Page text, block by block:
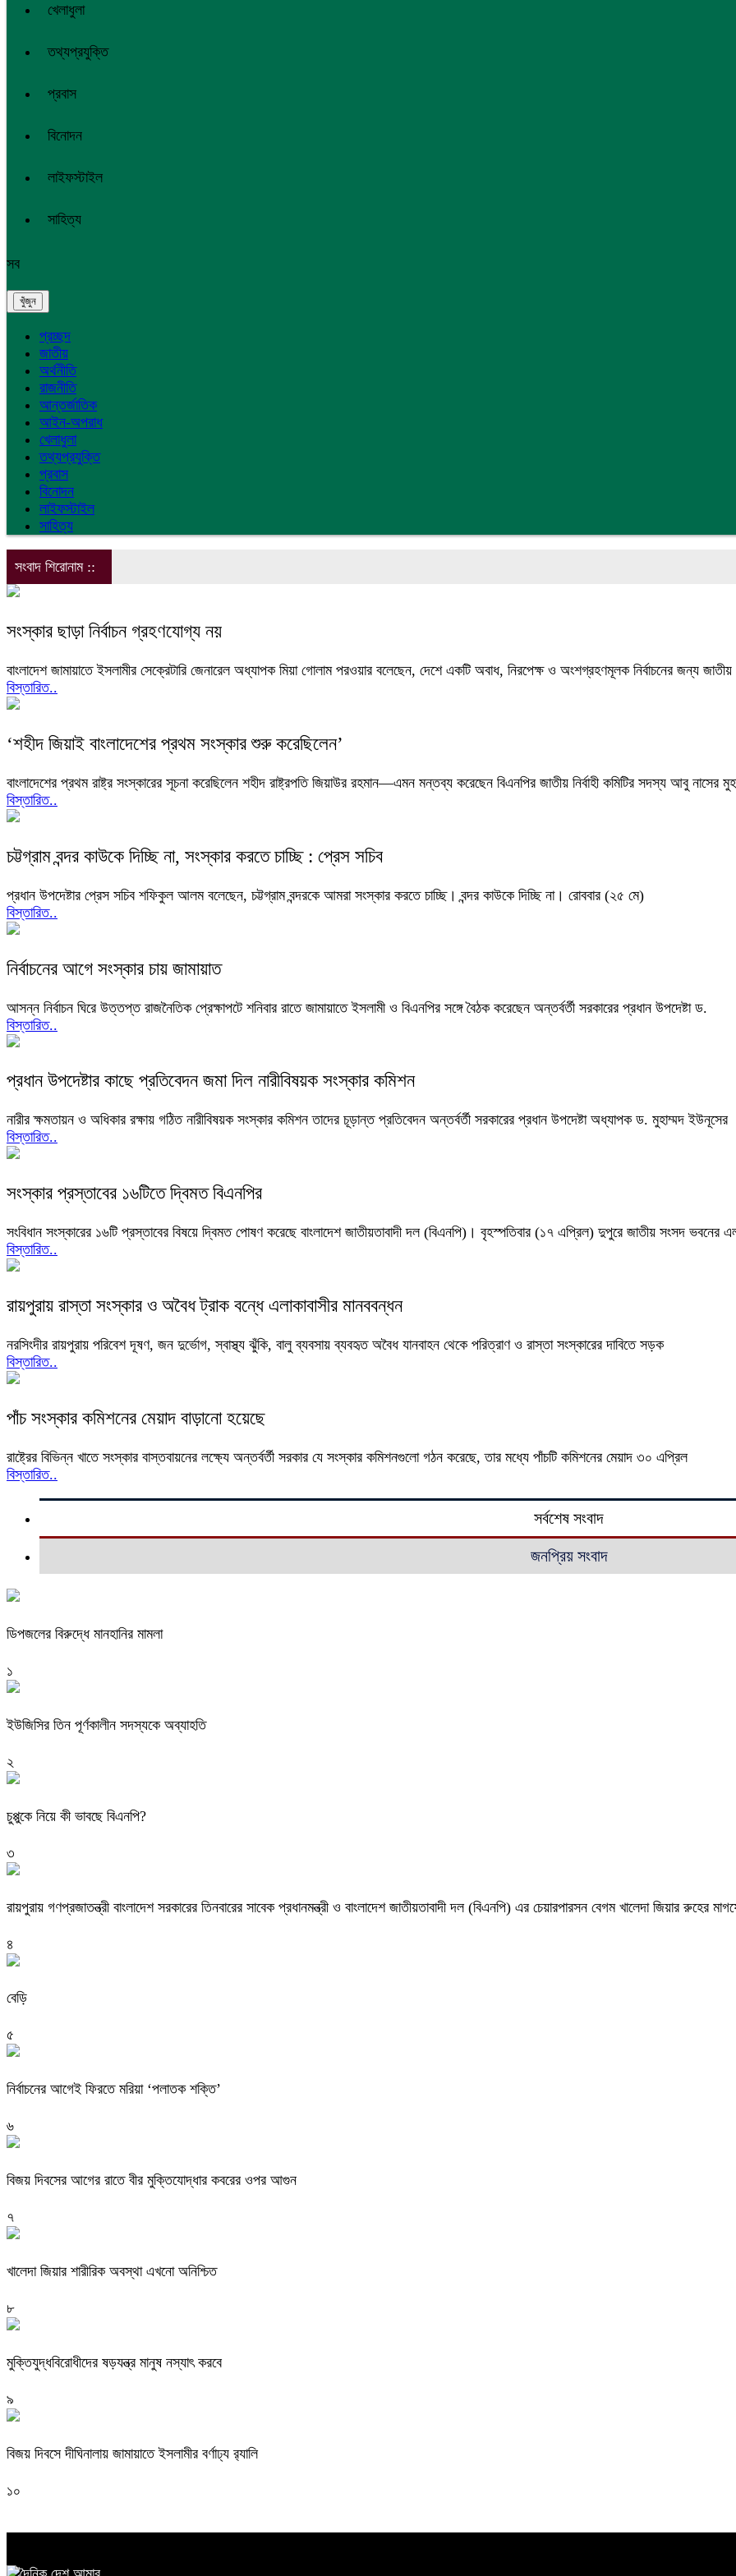
খেলাধুলা
তথ্যপ্রযুক্তি
প্রবাস
বিনোদন
লাইফস্টাইল
সাহিত্য
সব
প্রচ্ছদ
জাতীয়
অর্থনীতি
রাজনীতি
আন্তর্জাতিক
আইন-অপরাধ
খেলাধুলা
তথ্যপ্রযুক্তি
প্রবাস
বিনোদন
লাইফস্টাইল
সাহিত্য
সংবাদ শিরোনাম ::
সংস্কার ছাড়া নির্বাচন গ্রহণযোগ্য নয়
বাংলাদেশ জামায়াতে ইসলামীর সেক্রেটারি জেনারেল অধ্যাপক মিয়া গোলাম পরওয়ার বলেছেন, দেশে একটি অবাধ, নিরপেক্ষ ও অংশগ্রহণমূলক নির্বাচনের জন্য
বিস্তারিত..
‘শহীদ জিয়াই বাংলাদেশের প্রথম সংস্কার শুরু করেছিলেন’
বাংলাদেশের প্রথম রাষ্ট্র সংস্কারের সূচনা করেছিলেন শহীদ রাষ্ট্রপতি জিয়াউর রহমান—এমন মন্তব্য করেছেন বিএনপির জাতীয় নির্বাহী কমিটির সদস্য আবু নাসের
বিস্তারিত..
চট্টগ্রাম বন্দর কাউকে দিচ্ছি না, সংস্কার করতে চাচ্ছি : প্রেস সচিব
প্রধান উপদেষ্টার প্রেস সচিব শফিকুল আলম বলেছেন, চট্টগ্রাম বন্দরকে আমরা সংস্কার করতে চাচ্ছি। বন্দর কাউকে দিচ্ছি না। রোববার (২৫ মে)
বিস্তারিত..
নির্বাচনের আগে সংস্কার চায় জামায়াত
আসন্ন নির্বাচন ঘিরে উত্তপ্ত রাজনৈতিক প্রেক্ষাপটে শনিবার রাতে জামায়াতে ইসলামী ও বিএনপির সঙ্গে বৈঠক করেছেন অন্তর্বর্তী সরকারের প্রধান উপদেষ্টা ড.
বিস্তারিত..
প্রধান উপদেষ্টার কাছে প্রতিবেদন জমা দিল নারীবিষয়ক সংস্কার কমিশন
নারীর ক্ষমতায়ন ও অধিকার রক্ষায় গঠিত নারীবিষয়ক সংস্কার কমিশন তাদের চূড়ান্ত প্রতিবেদন অন্তর্বর্তী সরকারের প্রধান উপদেষ্টা অধ্যাপক ড. মুহাম্মদ ইউনূসের
বিস্তারিত..
সংস্কার প্রস্তাবের ১৬টিতে দ্বিমত বিএনপির
সংবিধান সংস্কারের ১৬টি প্রস্তাবের বিষয়ে দ্বিমত পোষণ করেছে বাংলাদেশ জাতীয়তাবাদী দল (বিএনপি)। বৃহস্পতিবার (১৭ এপ্রিল) দুপুরে জাতীয় সংসদ ভবনের
বিস্তারিত..
রায়পুরায় রাস্তা সংস্কার ও অবৈধ ট্রাক বন্ধে এলাকাবাসীর মানববন্ধন
নরসিংদীর রায়পুরায় পরিবেশ দূষণ, জন দুর্ভোগ, স্বাস্থ্য ঝুঁকি, বালু ব্যবসায় ব্যবহৃত অবৈধ যানবাহন থেকে পরিত্রাণ ও রাস্তা সংস্কারের দাবিতে সড়ক
বিস্তারিত..
পাঁচ সংস্কার কমিশনের মেয়াদ বাড়ানো হয়েছে
রাষ্ট্রের বিভিন্ন খাতে সংস্কার বাস্তবায়নের লক্ষ্যে অন্তর্বর্তী সরকার যে সংস্কার কমিশনগুলো গঠন করেছে, তার মধ্যে পাঁচটি কমিশনের মেয়াদ ৩০ এপ্রিল
বিস্তারিত..
সর্বশেষ সংবাদ
জনপ্রিয় সংবাদ
ডিপজলের বিরুদ্ধে মানহানির মামলা
১
ইউজিসির তিন পূর্ণকালীন সদস্যকে অব্যাহতি
২
চুপ্পুকে নিয়ে কী ভাবছে বিএনপি?
৩
রায়পুরায় গণপ্রজাতন্ত্রী বাংলাদেশ সরকারের তিনবারের সাবেক প্রধানমন্ত্রী ও বাংলাদেশ জাতীয়তাবাদী দল (বিএনপি) এর চেয়ারপারসন বেগম খালেদা জিয়ার রুহের
৪
বেড়ি
৫
নির্বাচনের আগেই ফিরতে মরিয়া ‘পলাতক শক্তি’
৬
বিজয় দিবসের আগের রাতে বীর মুক্তিযোদ্ধার কবরের ওপর আগুন
৭
খালেদা জিয়ার শারীরিক অবস্থা এখনো অনিশ্চিত
৮
মুক্তিযুদ্ধবিরোধীদের ষড়যন্ত্র মানুষ নস্যাৎ করবে
৯
বিজয় দিবসে দীঘিনালায় জামায়াতে ইসলামীর বর্ণাঢ্য র‍্যালি
১০